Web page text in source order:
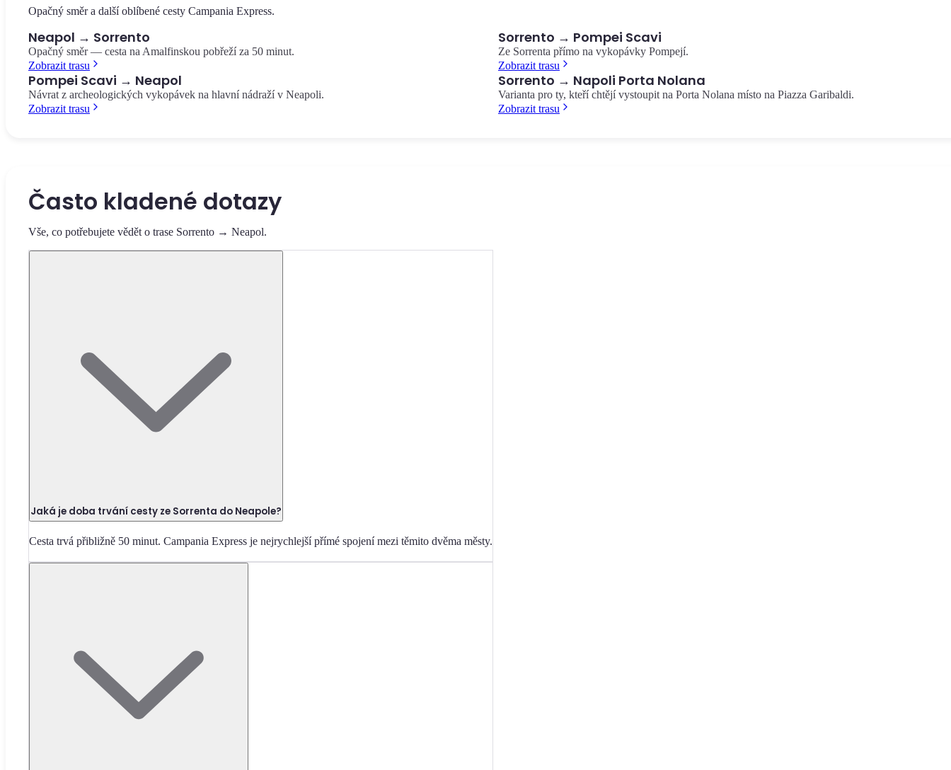
Opačný směr a další oblíbené cesty Campania Express.
Neapol → Sorrento
Opačný směr — cesta na Amalfinskou pobřeží za 50 minut.
Zobrazit trasu
Sorrento → Pompei Scavi
Ze Sorrenta přímo na vykopávky Pompejí.
Zobrazit trasu
Pompei Scavi → Neapol
Návrat z archeologických vykopávek na hlavní nádraží v Neapoli.
Zobrazit trasu
Sorrento → Napoli Porta Nolana
Varianta pro ty, kteří chtějí vystoupit na Porta Nolana místo na Piazza Garibaldi.
Zobrazit trasu
Často kladené dotazy
Vše, co potřebujete vědět o trase Sorrento → Neapol.
Jaká je doba trvání cesty ze Sorrenta do Neapole?
Cesta trvá přibližně 50 minut. Campania Express je nejrychlejší přímé spojení mezi těmito dvěma městy.